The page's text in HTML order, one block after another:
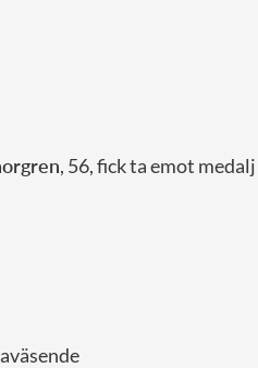
, 56, fick ta emot